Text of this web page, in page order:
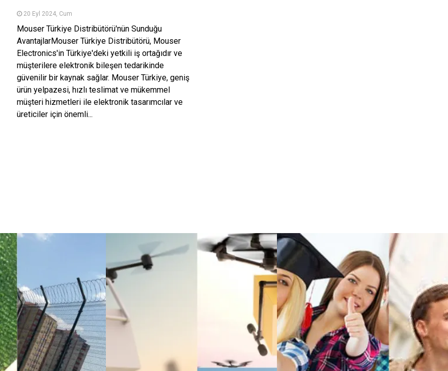
20 Eyl 2024, Cum
Mouser Türkiye Distribütörü'nün Sunduğu
AvantajlarMouser Türkiye Distribütörü, Mouser
Electronics'in Türkiye'deki yetkili iş ortağıdır ve
müşterilere elektronik bileşen tedarikinde
güvenilir bir kaynak sağlar. Mouser Türkiye, geniş
ürün yelpazesi, hızlı teslimat ve mükemmel
müşteri hizmetleri ile elektronik tasarımcılar ve
üreticiler için önemli...